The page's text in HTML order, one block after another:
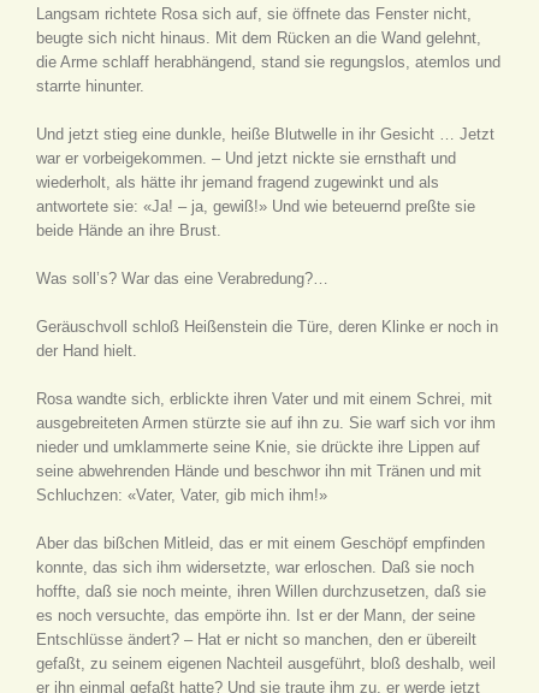
Langsam richtete Rosa sich auf, sie öffnete das Fenster nicht,
beugte sich nicht hinaus. Mit dem Rücken an die Wand gelehnt,
die Arme schlaff herabhängend, stand sie regungslos, atemlos und
starrte hinunter.
Und jetzt stieg eine dunkle, heiße Blutwelle in ihr Gesicht … Jetzt
war er vorbeigekommen. – Und jetzt nickte sie ernsthaft und
wiederholt, als hätte ihr jemand fragend zugewinkt und als
antwortete sie: «Ja! – ja, gewiß!» Und wie beteuernd preßte sie
beide Hände an ihre Brust.
Was soll’s? War das eine Verabredung?…
Geräuschvoll schloß Heißenstein die Türe, deren Klinke er noch in
der Hand hielt.
Rosa wandte sich, erblickte ihren Vater und mit einem Schrei, mit
ausgebreiteten Armen stürzte sie auf ihn zu. Sie warf sich vor ihm
nieder und umklammerte seine Knie, sie drückte ihre Lippen auf
seine abwehrenden Hände und beschwor ihn mit Tränen und mit
Schluchzen: «Vater, Vater, gib mich ihm!»
Aber das bißchen Mitleid, das er mit einem Geschöpf empfinden
konnte, das sich ihm widersetzte, war erloschen. Daß sie noch
hoffte, daß sie noch meinte, ihren Willen durchzusetzen, daß sie
es noch versuchte, das empörte ihn. Ist er der Mann, der seine
Entschlüsse ändert? – Hat er nicht so manchen, den er übereilt
gefaßt, zu seinem eigenen Nachteil ausgeführt, bloß deshalb, weil
er ihn einmal gefaßt hatte? Und sie traute ihm zu, er werde jetzt